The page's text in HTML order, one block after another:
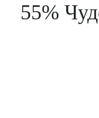
55%